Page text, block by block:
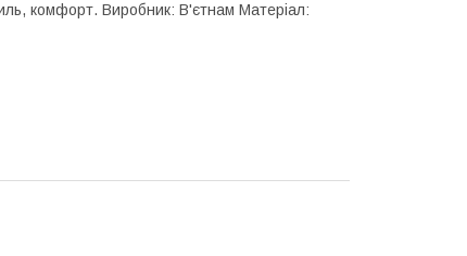
комфорт. Виробник: В'єтнам Матеріал: